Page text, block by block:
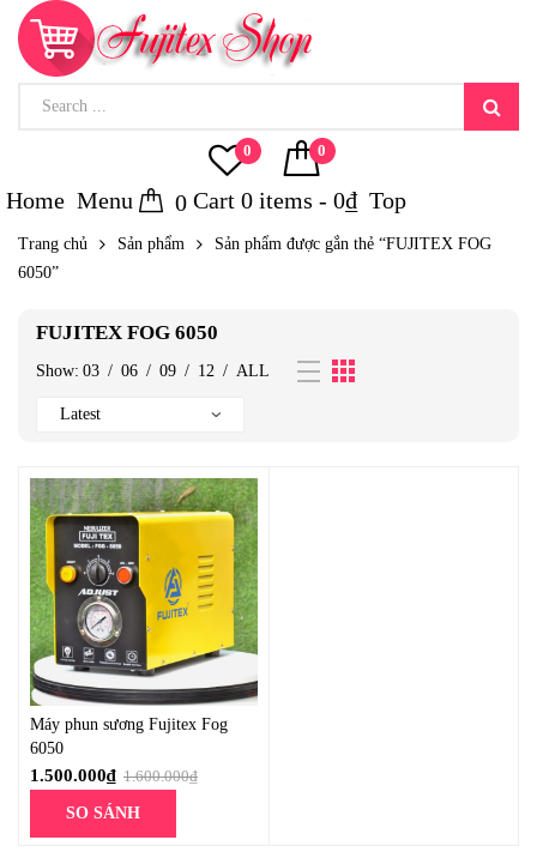
0 0
Home Menu 0 Cart 0 items - 0₫ Top
Trang chủ Sản phẩm
Sản phẩm được gắn thẻ “FUJITEX FOG
6050”
FUJITEX FOG 6050
Show: 03 / 06 / 09 / 12 / ALL
Máy phun sương Fujitex Fog
6050
1.600.000₫
1.500.000₫
SO SÁNH